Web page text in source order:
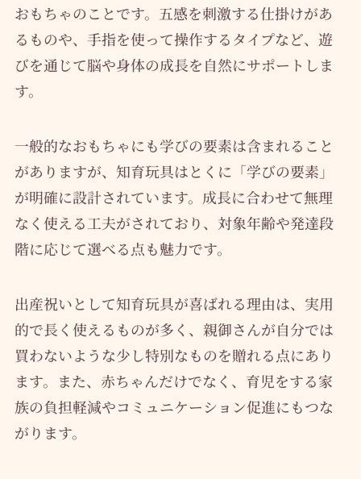
おもちゃのことです。五感を刺激する仕掛けがあ
るものや、手指を使って操作するタイプなど、遊
びを通じて脳や身体の成長を自然にサポートしま
す。
一般的なおもちゃにも学びの要素は含まれること
がありますが、知育玩具はとくに「学びの要素」
が明確に設計されています。成長に合わせて無理
なく使える工夫がされており、対象年齢や発達段
階に応じて選べる点も魅力です。
出産祝いとして知育玩具が喜ばれる理由は、実用
的で長く使えるものが多く、親御さんが自分では
買わないような少し特別なものを贈れる点にあり
ます。また、赤ちゃんだけでなく、育児をする家
族の負担軽減やコミュニケーション促進にもつな
がります。